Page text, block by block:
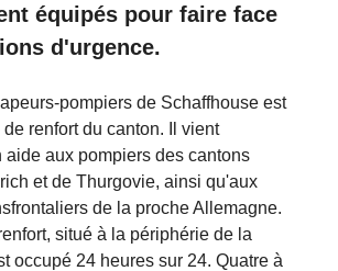
équipés pour faire face
d'urgence.
pompiers de Schaffhouse est
de renfort du canton. Il vient
aide aux pompiers des cantons
et de Thurgovie, ainsi qu'aux
de la proche Allemagne.
situé à la périphérie de la
occupé 24 heures sur 24. Quatre à